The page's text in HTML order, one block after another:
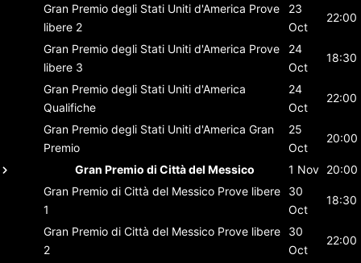
Gran Premio degli Stati Uniti d'America Prove
libere 2
23
Oct
22:00
Gran Premio degli Stati Uniti d'America Prove
libere 3
24
Oct
18:30
Gran Premio degli Stati Uniti d'America
Qualifiche
24
Oct
22:00
Gran Premio degli Stati Uniti d'America Gran
Premio
25
Oct
20:00
Gran Premio di Città del Messico 1 Nov 20:00
Gran Premio di Città del Messico Prove libere
1
30
Oct
18:30
Gran Premio di Città del Messico Prove libere
2
30
Oct
22:00